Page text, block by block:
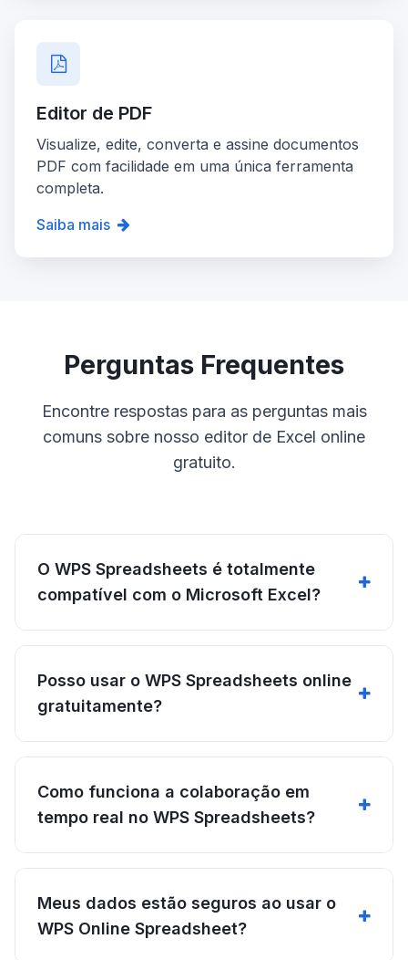
Editor de PDF
Visualize, edite, converta e assine documentos
PDF com facilidade em uma única ferramenta
completa.
Saiba mais
Perguntas Frequentes
Encontre respostas para as perguntas mais
comuns sobre nosso editor de Excel online
gratuito.
O WPS Spreadsheets é totalmente
compatível com o Microsoft Excel?
Posso usar o WPS Spreadsheets online
gratuitamente?
Como funciona a colaboração em
tempo real no WPS Spreadsheets?
Meus dados estão seguros ao usar o
WPS Online Spreadsheet?